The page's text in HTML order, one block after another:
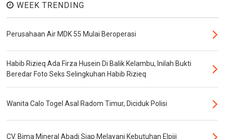
WEEK TRENDING
Perusahaan Air MDK 55 Mulai Beroperasi
Habib Rizieq Ada Firza Husein Di Balik Kelambu, Inilah Bukti
Beredar Foto Seks Selingkuhan Habib Rizieq
Wanita Calo Togel Asal Radom Timur, Diciduk Polisi
CV. Bima Mineral Abadi Siap Melayani Kebutuhan Elpiji